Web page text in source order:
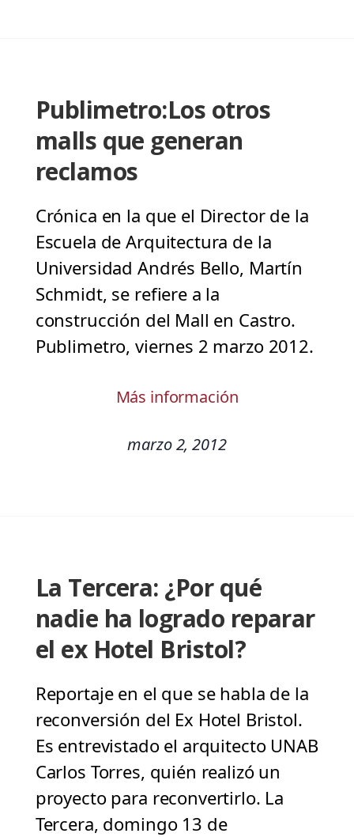
Publimetro:Los otros
malls que generan
reclamos
Crónica en la que el Director de la
Escuela de Arquitectura de la
Universidad Andrés Bello, Martín
Schmidt, se refiere a la
construcción del Mall en Castro.
Publimetro, viernes 2 marzo 2012.
Más información
marzo 2, 2012
La Tercera: ¿Por qué
nadie ha logrado reparar
el ex Hotel Bristol?
Reportaje en el que se habla de la
reconversión del Ex Hotel Bristol.
Es entrevistado el arquitecto UNAB
Carlos Torres, quién realizó un
proyecto para reconvertirlo. La
Tercera, domingo 13 de